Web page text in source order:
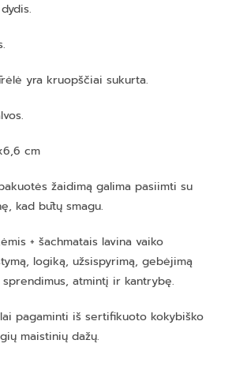
yra kruopščiai sukurta.
cm
žaidimą galima pasiimti su
kad būtų smagu.
+ šachmatais lavina vaiko
logiką, užsispyrimą, gebėjimą
atmintį ir kantrybę.
pagaminti iš sertifikuoto kokybiško
maistinių dažų.